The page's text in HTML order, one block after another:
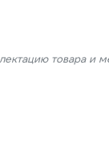
товара и